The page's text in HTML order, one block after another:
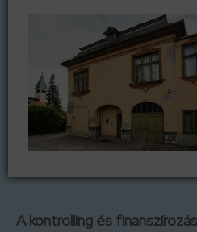
A kontrolling és